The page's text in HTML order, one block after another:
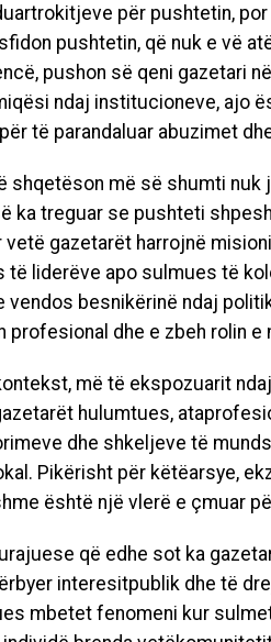
për pushtetin,
pushtetin, që nuk e vë
pushon së qeni gazetari
ndaj institucioneve, ajo
të parandaluar abuzimet
shqetëson më së shumti
ka treguar se pushteti
vetë gazetarët harrojnë
të liderëve apo sulmues të
vendos besnikërinë ndaj
profesional dhe e zbeh rolin e
, më të ekspozuarit ndaj
hulumtues, ata
dhe shkeljeve të
. Pikërisht për këtëarsye,
është një vlerë e çmuar
që edhe sot ka
interesitpublik dhe të
mbetet fenomeni kur